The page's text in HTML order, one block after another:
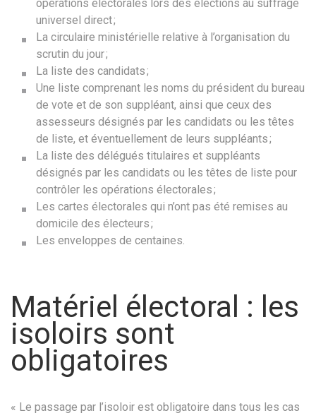
opérations électorales lors des élections au suffrage
universel direct ;
La circulaire ministérielle relative à l’organisation du
scrutin du jour ;
La liste des candidats ;
Une liste comprenant les noms du président du bureau
de vote et de son suppléant, ainsi que ceux des
assesseurs désignés par les candidats ou les têtes
de liste, et éventuellement de leurs suppléants ;
La liste des délégués titulaires et suppléants
désignés par les candidats ou les têtes de liste pour
contrôler les opérations électorales ;
Les cartes électorales qui n’ont pas été remises au
domicile des électeurs ;
Les enveloppes de centaines.
Matériel électoral : les
isoloirs sont
obligatoires
« Le passage par l’isoloir est obligatoire dans tous les cas